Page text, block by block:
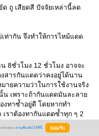
ถู เสียดสี ปัจจัยเหล่านี้ลด
ท่ากัน จึงทำให้การไหม้แดด
ชั่วโมง 12 ชั่วโมง อาจจะ
สารกันแดดว่าคงอยู่ได้นาน
ายความว่าในการใช้งานจริง
น เพราะถ้ากันแดดมันละลา
งทาซ้ำอยู่ดี โดยหากทำ
เราต้องทากันแดดซ้ำทุก ๆ 2
นของคุณ อ่านเพิ่มเติมได้ที่นี่